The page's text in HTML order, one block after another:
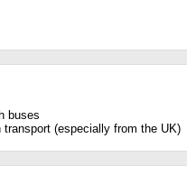
buses
transport (especially from the UK)